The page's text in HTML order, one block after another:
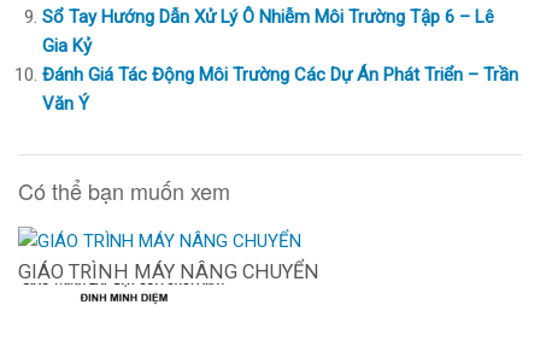
Sổ Tay Hướng Dẫn Xử Lý Ô Nhiễm Môi Trường Tập 6 – Lê
Gia Kỷ
Đánh Giá Tác Động Môi Trường Các Dự Án Phát Triển – Trần
Văn Ý
Có thể bạn muốn xem
GIÁO TRÌNH MÁY NÂNG CHUYỂN